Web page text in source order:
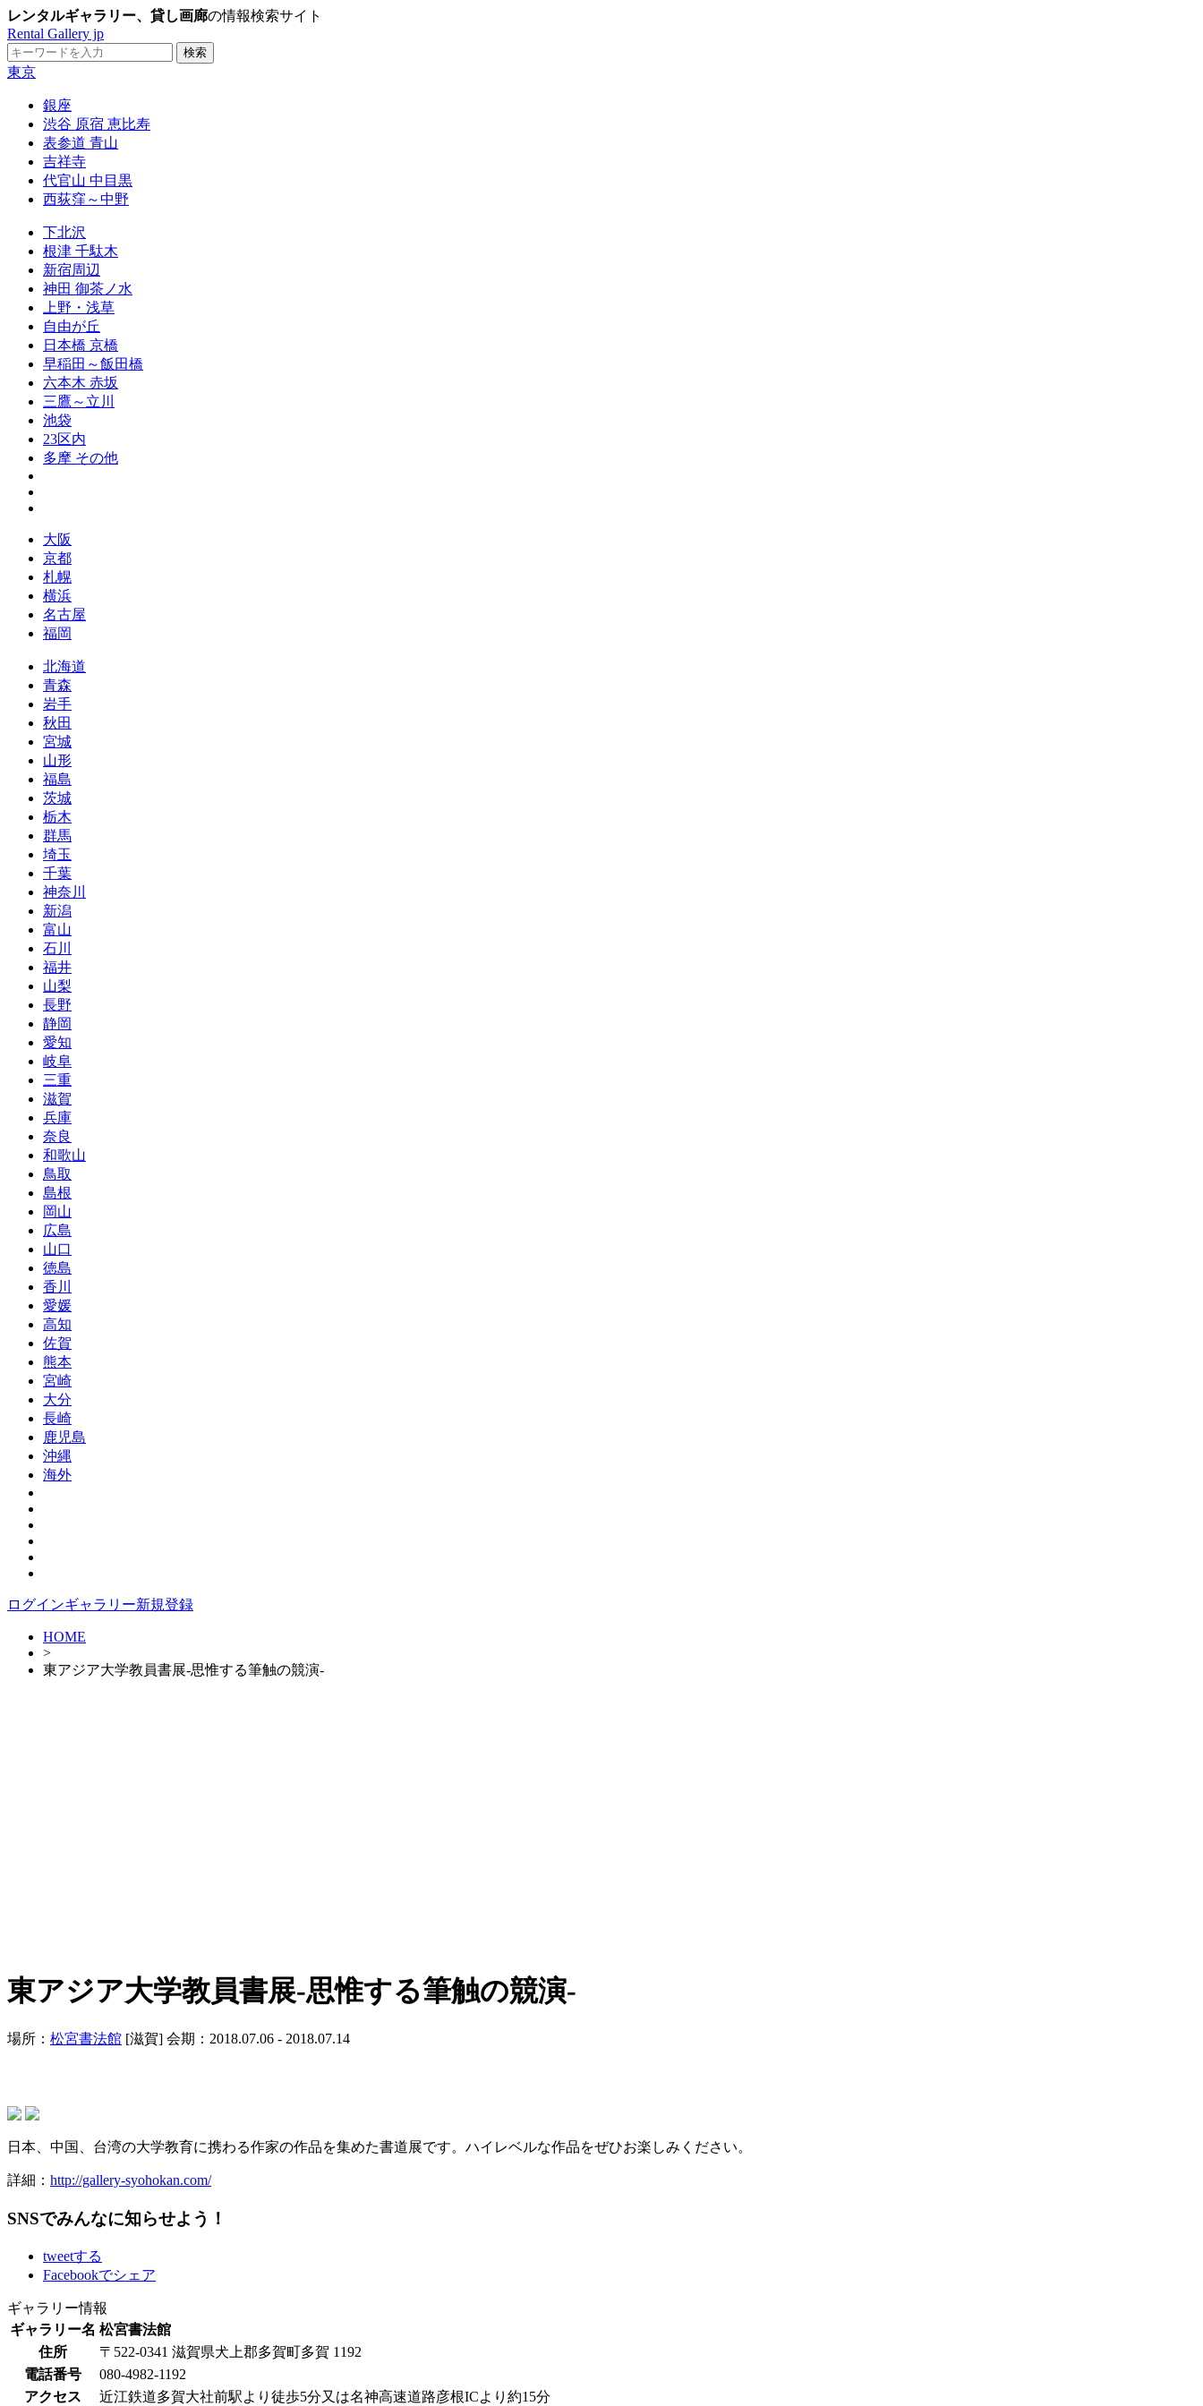
レンタルギャラリー、貸し画廊の情報検索サイト
Rental Gallery jp
東京
銀座
渋谷 原宿 恵比寿
表参道 青山
吉祥寺
代官山 中目黒
西荻窪～中野
下北沢
根津 千駄木
新宿周辺
神田 御茶ノ水
上野・浅草
自由が丘
日本橋 京橋
早稲田～飯田橋
六本木 赤坂
三鷹～立川
池袋
23区内
多摩 その他
大阪
京都
札幌
横浜
名古屋
福岡
北海道
青森
岩手
秋田
宮城
山形
福島
茨城
栃木
群馬
埼玉
千葉
神奈川
新潟
富山
石川
福井
山梨
長野
静岡
愛知
岐阜
三重
滋賀
兵庫
奈良
和歌山
鳥取
島根
岡山
広島
山口
徳島
香川
愛媛
高知
佐賀
熊本
宮崎
大分
長崎
鹿児島
沖縄
海外
ログインギャラリー新規登録
HOME
>
東アジア大学教員書展-思惟する筆触の競演-
東アジア大学教員書展-思惟する筆触の競演-
場所： 松宮書法館 [滋賀] 会期：2018.07.06 - 2018.07.14
日本、中国、台湾の大学教育に携わる作家の作品を集めた書道展です。ハイレベルな作品をぜひお楽しみください。
詳細： http://gallery-syohokan.com/
SNSでみんなに知らせよう！
tweetする
Facebookでシェア
ギャラリー情報
ギャラリー名 松宮書法館
住所
〒522-0341 滋賀県犬上郡多賀町多賀 1192
電話番号
080-4982-1192
アクセス
近江鉄道多賀大社前駅より徒歩5分又は名神高速道路彦根ICより約15分